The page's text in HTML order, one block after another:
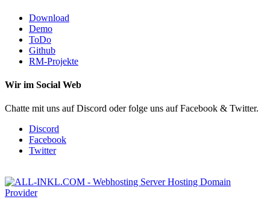
Download
Demo
ToDo
Github
RM-Projekte
Wir im Social Web
Chatte mit uns auf Discord oder folge uns auf Facebook & Twitter.
Discord
Facebook
Twitter